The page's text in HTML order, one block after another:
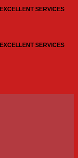
SERVICES
SERVICES